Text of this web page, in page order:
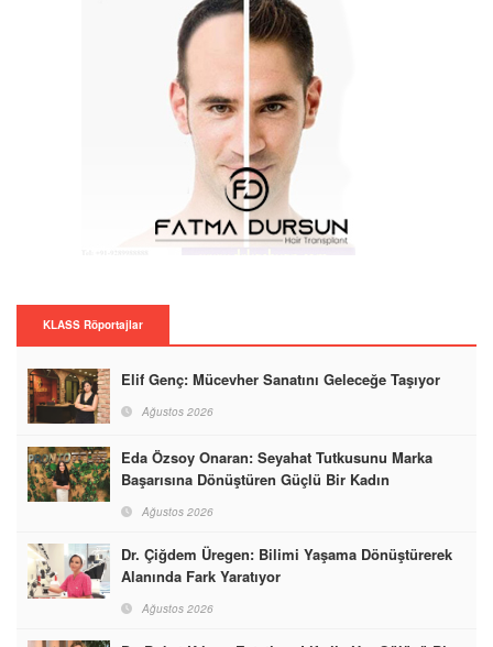
KLASS Röportajlar
Elif Genç: Mücevher Sanatını Geleceğe Taşıyor
Ağustos 2026
Eda Özsoy Onaran: Seyahat Tutkusunu Marka
Başarısına Dönüştüren Güçlü Bir Kadın
Ağustos 2026
Dr. Çiğdem Üregen: Bilimi Yaşama Dönüştürerek
Alanında Fark Yaratıyor
Ağustos 2026